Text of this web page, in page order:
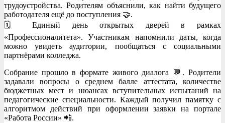
трудоустройства. Родителям объяснили, как найти будущего
работодателя ещё до поступления 🤝.
🗓️ Единый день открытых дверей в рамках
«Профессионалитета». Участникам напомнили даты, когда
можно увидеть аудитории, пообщаться с социальными
партнёрами колледжа.
Собрание прошло в формате живого диалога 💬. Родители
задавали вопросы о среднем балле аттестата, количестве
бюджетных мест и нюансах вступительных испытаний на
педагогические специальности. Каждый получил памятку с
алгоритмом действий при оформлении заявки на портале
«Работа России» 📲.